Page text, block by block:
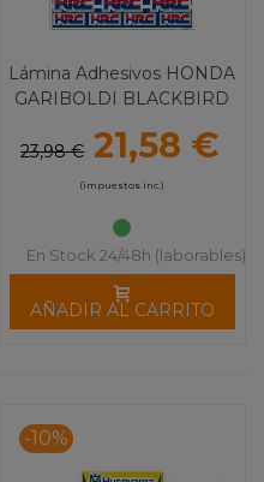
Lámina Adhesivos HONDA
GARIBOLDI BLACKBIRD
23,98 € 21,58 €
(impuestos inc.)
En Stock 24/48h (laborables)
AÑADIR AL CARRITO
-10%